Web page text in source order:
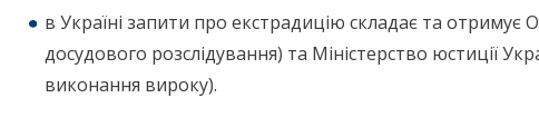
в Україні запити про екстрадицію складає та отримує
досудового розслідування) та Міністерство юстиції
виконання вироку).